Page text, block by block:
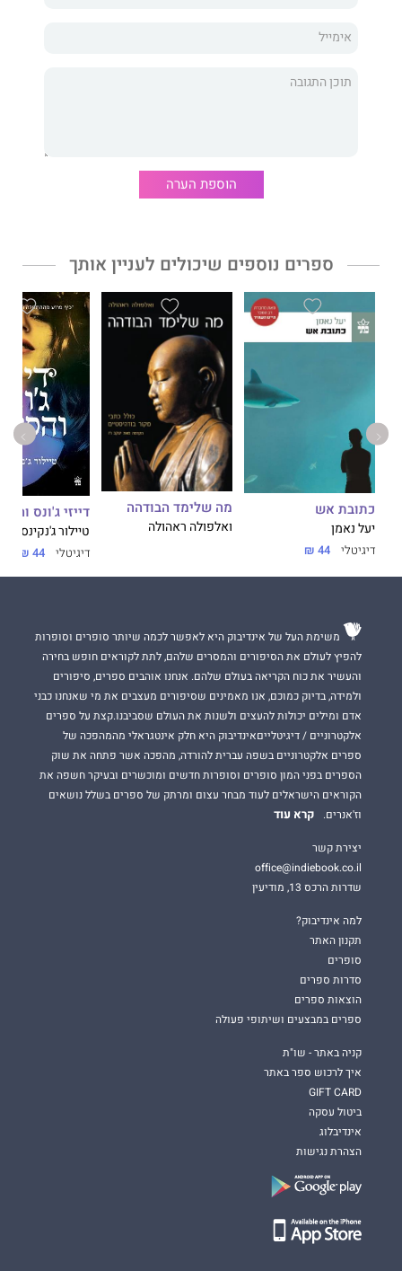
בגד בה, ומעל הכול - את מי אהבה יותר מכולם? סיפורה של אוולין
לבחירתה במוניק הולכות ומתבהרות ככל שהוא מתקרב לסיומו.
אשר מנסות להתמודד עם המשמעות - ועם המחיר - של האמת. זהו
טיילור ג'נקינסריד המתורגם לעברית בהוצאת כתר,
דייזי ג'ונס והסיקס'
.
דבר עורכת האתר:
קריאה שהיא היסחפות מוחלטת לתוך סיפור שיש בו
קסם כביר וכובש.
הדמויות הממגנטות והמילים המדויקות בהן היא משתמשת הופכות
את הספר הזה לעונג מושלם.
הוספת הערה
ספרים נוספים שיכולים לעניין אותך
כתובת אש
יעל נאמן
דיגיטלי 44 ₪
מה שלימד הבודהה
ואלפולה ראהולה
דייזי ג'ונס
טיילור ג'נקינס ריד
דיגיטלי 44 ₪
משימת העל של אינדיבוק היא לאפשר לכמה שיותר סופרים וסופרות
להפיץ לעולם את הסיפורים והמסרים שלהם, לתת לקוראים חופש בחירה
והעשיר את כוח הקריאה בעולם שלהם. אנחנו אוהבים ספרים, סיפורים
ולמידה, בדיוק כמוכם, אנו מאמינים שסיפורים מעצבים את מי שאנחנו כבני
אדם ומילים יכולות להעצים ולשנות את העולם שסביבנו.קצת על ספרים
אלקטרוניים / דיגיטלייםאינדיבוק היא חלק אינטגראלי מהמהפכה של
ספרים אלקטרוניים בשפה עברית להורדה, מהפכה אשר פתחה את שוק
הספרים בפני המון סופרים וסופרות חדשים ומוכשרים ובעיקר חשפה את
הקוראים הישראלים לעוד מבחר עצום ומרתק של ספרים בשלל נושאים
וז'אנרים.
קרא עוד
יצירת קשר
office@indiebook.co.il
שדרות הרכס 13, מודיעין
למה אינדיבוק?
תקנון האתר
סופרים
סדרות ספרים
הוצאות ספרים
ספרים במבצעים ושיתופי פעולה
קניה באתר - שו"ת
איך לרכוש ספר באתר
GIFT CARD
ביטול עסקה
אינדיבלוג
הצהרת נגישות